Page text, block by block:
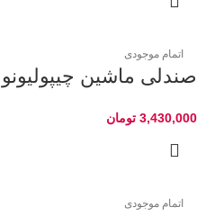
اتمام موجودی
صندلی ماشین چیپولیونو 360 درجه مدل Toledo
3,430,000 تومان
اتمام موجودی